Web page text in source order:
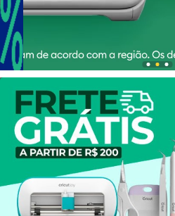
O que é a
A Cricut® fabrica prensas
corte inteligentes que
de design fácil de usar,
expresse sua criatividade e
e personalizados.
para o dia a dia e para